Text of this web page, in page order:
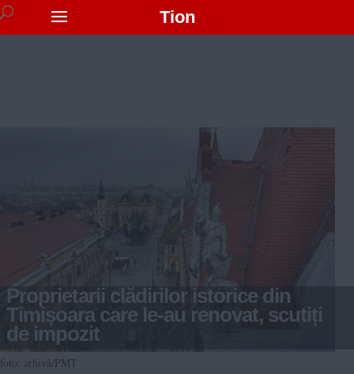
Tion
Proprietarii clădirilor istorice din
Timișoara care le-au renovat, scutiți
de impozit
foto: arhivă/PMT